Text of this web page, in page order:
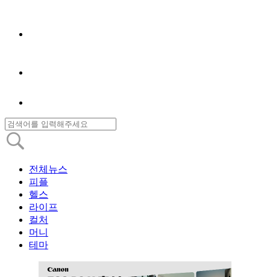
전체뉴스
피플
헬스
라이프
컬처
머니
테마